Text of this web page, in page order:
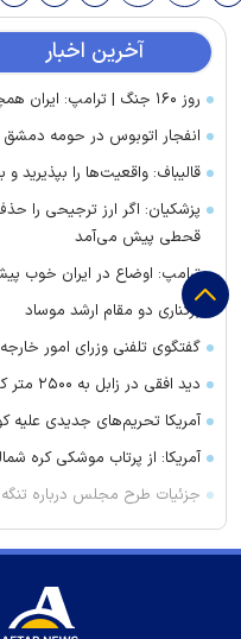
آخرین اخبار
روز ۱۶۰ جنگ | ترامپ: ایران همچنان می‌تواند در تنگه هرمز شلیک کند
انفجار اتوبوس در حومه دمشق ۲ کشته و ۱۳ زخمی برجای گذاشت
قالیباف: واقعیت‌ها را بپذیرید
پزشکیان: اگر ارز ترجیحی را
قحطی پیش می‌آمد
ترامپ: اوضاع در ایران خوب
برکناری دو مقام ارشد موساد
گفتگوی تلفنی وزرای امور خارجه
دید افقی در زابل به ۲۵۰۰ متر کاهش یافت
آمریکا تحریم‌های جدیدی علیه
آمریکا: از پرتاب موشکی کره
جزئیات طرح مجلس درباره
کویت دستور تعطیلی تنها
زنوزق؛ نگین پلکانی آذربایجان